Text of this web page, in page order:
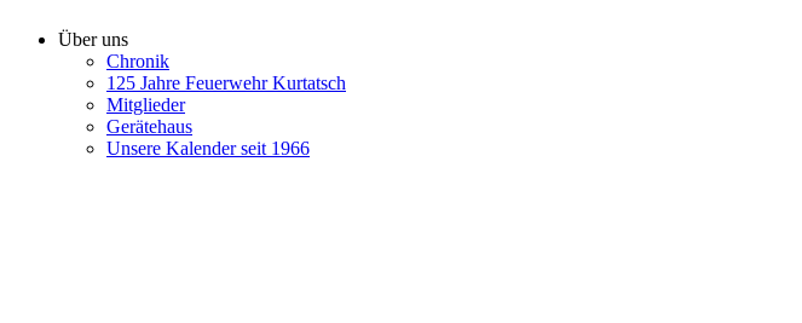
Über uns
Chronik
125 Jahre Feuerwehr Kurtatsch
Mitglieder
Gerätehaus
Unsere Kalender seit 1966